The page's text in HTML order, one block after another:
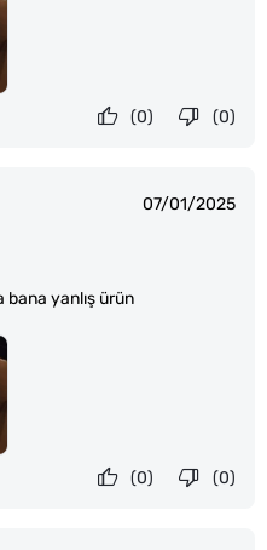
(0)
(0)
07/01/2025
bana yanlış ürün
(0)
(0)